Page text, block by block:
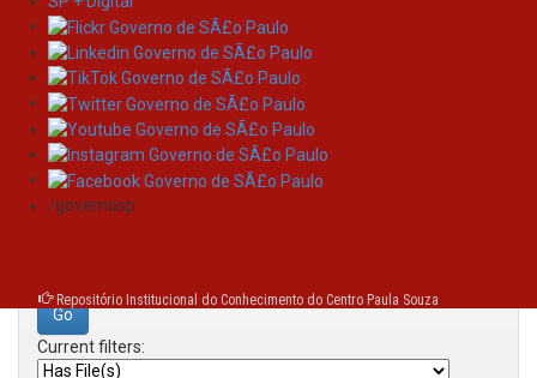
Skip
navigation
/governosp
Repositório Institucional do Conhecimento do Centro Paula Souza
Search
Search:
Current filters: